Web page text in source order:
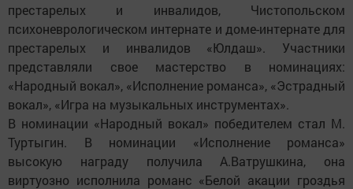
престарелых и инвалидов, Чистопольском
психоневрологическом интернате и доме-интернате для
престарелых и инвалидов «Юлдаш». Участники
представляли свое мастерство в номинациях:
«Народный вокал», «Исполнение романса», «Эстрадный
вокал», «Игра на музыкальных инструментах».
В номинации «Народный вокал» победителем стал М.
Туртыгин. В номинации «Исполнение романса»
высокую награду получила А.Ватрушкина, она
виртуозно исполнила романс «Белой акации гроздья